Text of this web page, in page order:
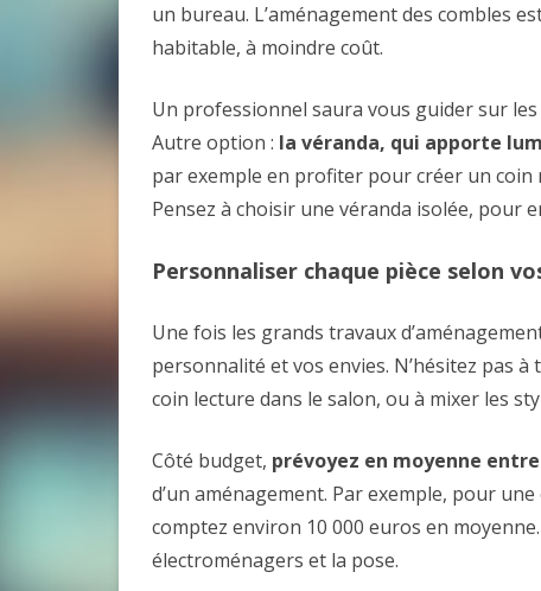
un bureau. L’aménagement des combles
habitable, à moindre coût.
Un professionnel saura vous guider sur
Autre option : la véranda, qui apporte
par exemple en profiter pour créer un coin
Pensez à choisir une véranda isolée, pour
Personnaliser chaque pièce selon
Une fois les grands travaux
personnalité et vos envies. N’hésitez pas
coin lecture dans le salon, ou à mixer les
Côté budget, prévoyez en moyenne
d’un aménagement. Par exemple, pour
comptez environ 10 000 euros en
électroménagers et la pose.